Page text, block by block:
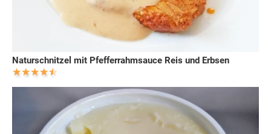
Naturschnitzel mit Pfefferrahmsauce Reis und Erbsen